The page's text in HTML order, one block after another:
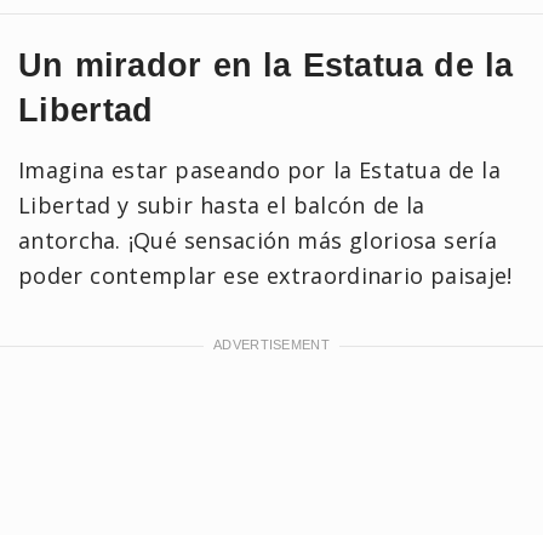
Un mirador en la Estatua de la
Libertad
Imagina estar paseando por la Estatua de la
Libertad y subir hasta el balcón de la
antorcha. ¡Qué sensación más gloriosa sería
poder contemplar ese extraordinario paisaje!